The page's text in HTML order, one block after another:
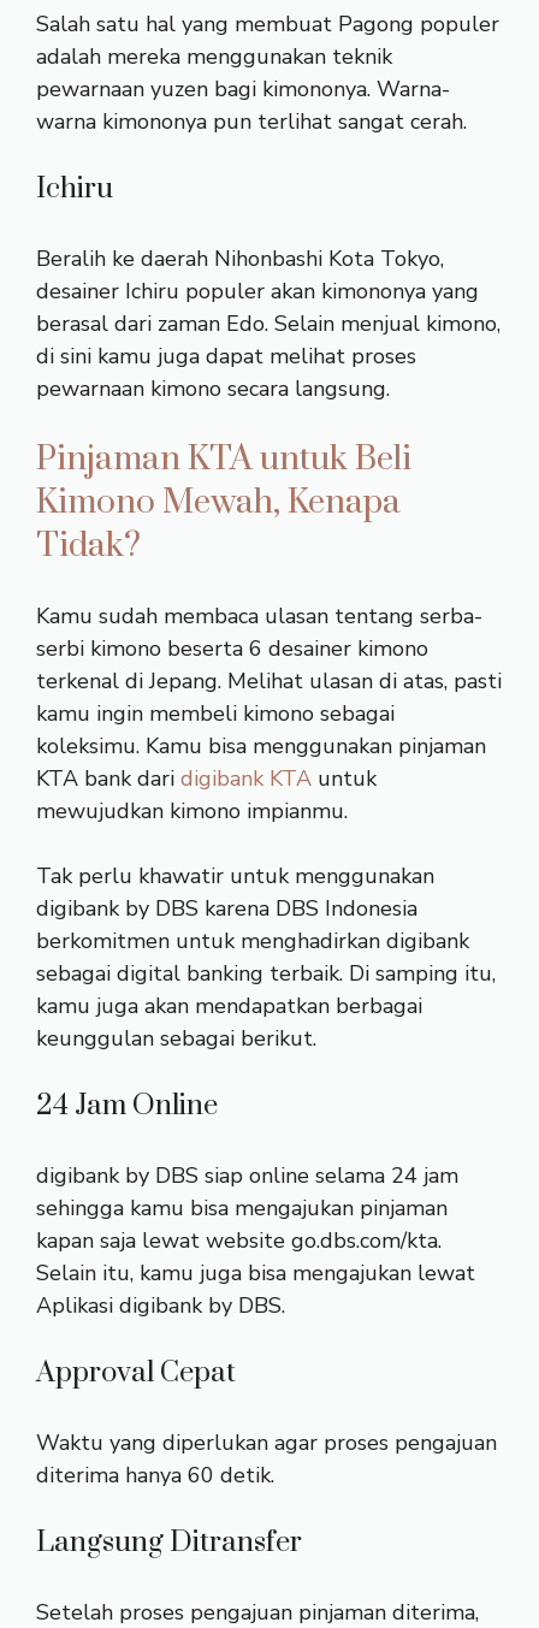
Salah satu hal yang membuat Pagong populer
adalah mereka menggunakan teknik
pewarnaan yuzen bagi kimononya. Warna-
warna kimononya pun terlihat sangat cerah.
Ichiru
Beralih ke daerah Nihonbashi Kota Tokyo,
desainer Ichiru populer akan kimononya yang
berasal dari zaman Edo. Selain menjual kimono,
di sini kamu juga dapat melihat proses
pewarnaan kimono secara langsung.
Pinjaman KTA untuk Beli
Kimono Mewah, Kenapa
Tidak?
Kamu sudah membaca ulasan tentang serba-
serbi kimono beserta 6 desainer kimono
terkenal di Jepang. Melihat ulasan di atas, pasti
kamu ingin membeli kimono sebagai
koleksimu. Kamu bisa menggunakan pinjaman
KTA bank dari digibank KTA untuk
mewujudkan kimono impianmu.
Tak perlu khawatir untuk menggunakan
digibank by DBS karena DBS Indonesia
berkomitmen untuk menghadirkan digibank
sebagai digital banking terbaik. Di samping itu,
kamu juga akan mendapatkan berbagai
keunggulan sebagai berikut.
24 Jam Online
digibank by DBS siap online selama 24 jam
sehingga kamu bisa mengajukan pinjaman
kapan saja lewat website go.dbs.com/kta.
Selain itu, kamu juga bisa mengajukan lewat
Aplikasi digibank by DBS.
Approval Cepat
Waktu yang diperlukan agar proses pengajuan
diterima hanya 60 detik.
Langsung Ditransfer
Setelah proses pengajuan pinjaman diterima,